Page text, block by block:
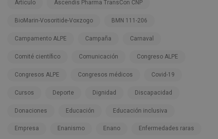
Artículo Ascendis Pharma TransCon CNP
BioMarin-Vosoritide-Voxzogo BMN 111-206
Campamento ALPE Campaña Carnaval
Comité científico Comunicación Congreso ALPE
Congresos ALPE Congresos médicos Covid-19
Cursos Deporte Dignidad Discapacidad
Donaciones Educación Educación inclusiva
Empresa Enanismo Enano Enfermedades raras